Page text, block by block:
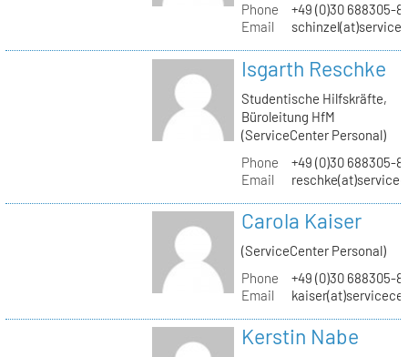
Phone
+49 (0)30 688305-
Email
Isgarth Reschke
Studentische Hilfskräfte,
Büroleitung HfM
(ServiceCenter Personal)
Phone
+49 (0)30 688305-
Email
Carola Kaiser
(ServiceCenter Personal)
Phone
+49 (0)30 688305-
Email
Kerstin Nabe